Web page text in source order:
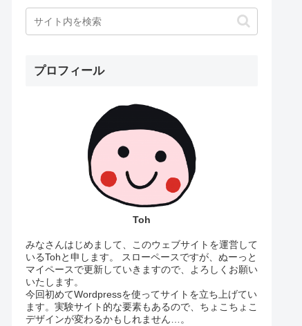
プロフィール
Toh
みなさんはじめまして、このウェブサイトを運営して
いるTohと申します。 スローペースですが、ぬーっと
マイペースで更新していきますので、よろしくお願い
いたします。
今回初めてWordpressを使ってサイトを立ち上げてい
ます。実験サイト的な要素もあるので、ちょこちょこ
デザインが変わるかもしれません…。